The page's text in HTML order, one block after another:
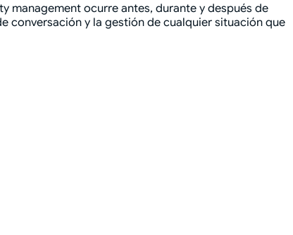
management ocurre antes, durante y después de
conversación y la gestión de cualquier situación que